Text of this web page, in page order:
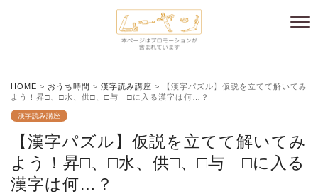
HOME > おうち時間 > 漢字読み講座 >
【漢字パズル】仮説を立てて解いてみ
よう！昇□、□水、供□、□与 □に入る漢字は何…？
漢字読み講座
【漢字パズル】仮説を立てて解いてみ
よう！昇□、□水、供□、□与 □に入る
漢字は何…？